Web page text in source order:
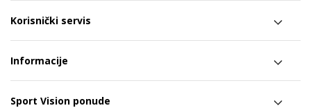
Korisnički servis
Informacije
Sport Vision ponude